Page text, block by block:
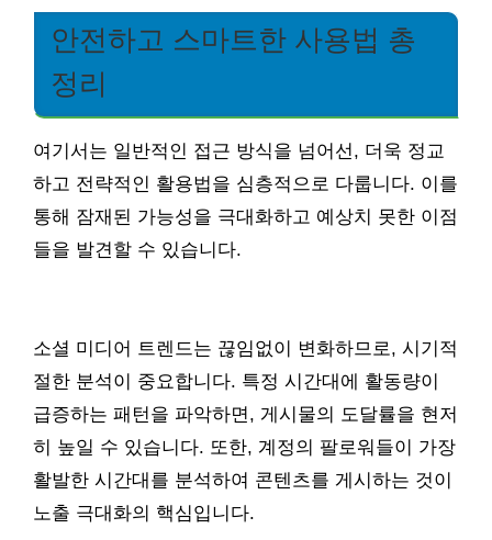
안전하고 스마트한 사용법 총
정리
여기서는 일반적인 접근 방식을 넘어선, 더욱 정교
하고 전략적인 활용법을 심층적으로 다룹니다. 이를
통해 잠재된 가능성을 극대화하고 예상치 못한 이점
들을 발견할 수 있습니다.
소셜 미디어 트렌드는 끊임없이 변화하므로, 시기적
절한 분석이 중요합니다. 특정 시간대에 활동량이
급증하는 패턴을 파악하면, 게시물의 도달률을 현저
히 높일 수 있습니다. 또한, 계정의 팔로워들이 가장
활발한 시간대를 분석하여 콘텐츠를 게시하는 것이
노출 극대화의 핵심입니다.